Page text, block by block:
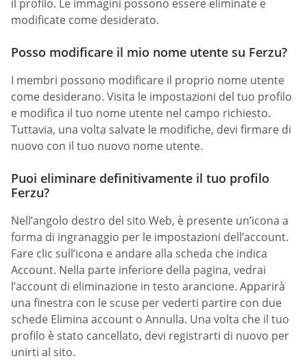
il profilo. Le immagini possono essere eliminate e
modificate come desiderato.
Posso modificare il mio nome utente su Ferzu?
I membri possono modificare il proprio nome utente
come desiderano. Visita le impostazioni del tuo profilo
e modifica il tuo nome utente nel campo richiesto.
Tuttavia, una volta salvate le modifiche, devi firmare di
nuovo con il tuo nuovo nome utente.
Puoi eliminare definitivamente il tuo profilo
Ferzu?
Nell’angolo destro del sito Web, è presente un’icona a
forma di ingranaggio per le impostazioni dell’account.
Fare clic sull’icona e andare alla scheda che indica
Account. Nella parte inferiore della pagina, vedrai
l’account di eliminazione in testo arancione. Apparirà
una finestra con le scuse per vederti partire con due
schede Elimina account o Annulla. Una volta che il tuo
profilo è stato cancellato, devi registrarti di nuovo per
unirti al sito.